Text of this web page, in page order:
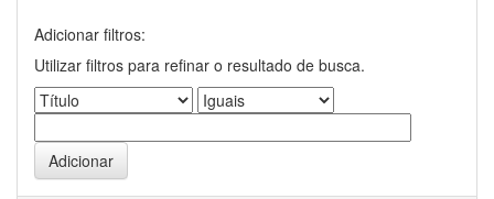
Adicionar filtros:
Utilizar filtros para refinar o resultado de busca.